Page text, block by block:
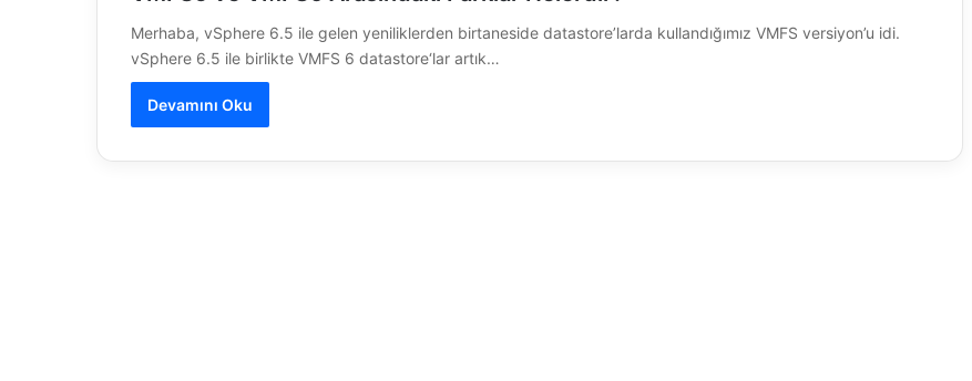
Merhaba, vSphere 6.5 ile gelen yeniliklerden birtaneside datastore’larda kullandığımız VMFS versiyon’u idi.
vSphere 6.5 ile birlikte VMFS 6 datastore‘lar artık…
Devamını Oku